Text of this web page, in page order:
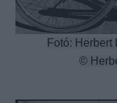
Fotó: Herbert
©